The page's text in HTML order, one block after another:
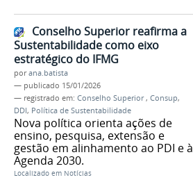
Conselho Superior reafirma a
Sustentabilidade como eixo
estratégico do IFMG
porana.batista
— publicado 15/01/2026
— registrado em: Conselho Superior, Consup,
DDI, Política de Sustentabilidade
Nova política orienta ações de
ensino, pesquisa, extensão e
gestão em alinhamento ao PDI e à
Agenda 2030.
Localizado em Notícias